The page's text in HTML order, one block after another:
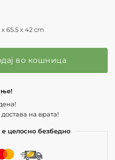
x 65.5 x 42 cm
во кошница
на врата!
целосно безбедно